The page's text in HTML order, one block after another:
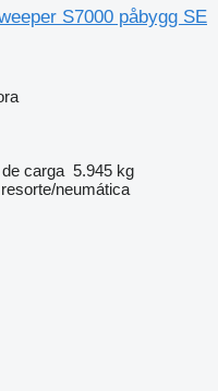
S7000 påbygg SE
carga 5.945 kg
resorte/neumática